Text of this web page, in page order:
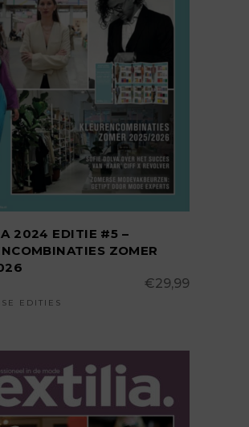
TOEVOEGEN AAN
WINKELWAGEN
2024 EDITIE #5 –
ZOMER
€29,99
EDITIES